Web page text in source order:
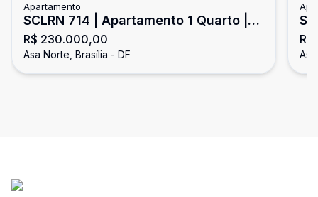
Apartamento
SCLRN 714 | Apartamento 1 Quarto |
Asa Norte
R$ 230.000,00
Asa Norte, Brasília - DF